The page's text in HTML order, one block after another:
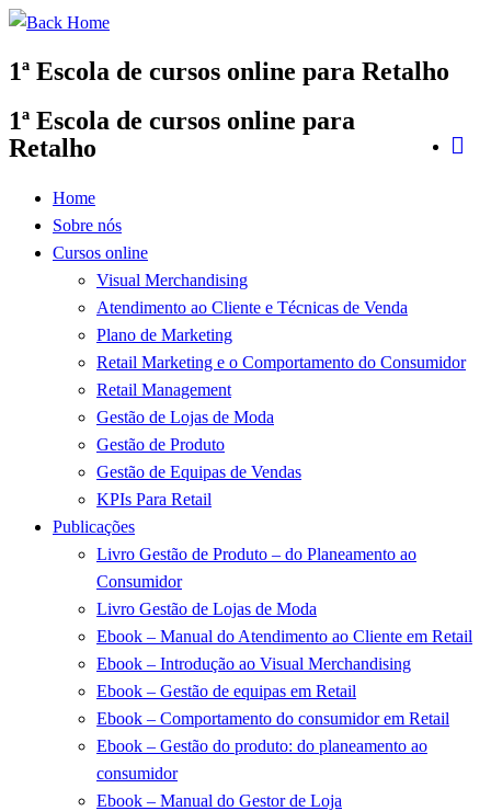
Skip
content
1ª Escola de cursos online para Retalho
1ª Escola de cursos online para
Retalho
Home
Sobre nós
Cursos online
Visual Merchandising
Atendimento ao Cliente e Técnicas de Venda
Plano de Marketing
Retail Marketing e o Comportamento do Consumidor
Retail Management
Gestão de Lojas de Moda
Gestão de Produto
Gestão de Equipas de Vendas
KPIs Para Retail
Publicações
Livro Gestão de Produto – do Planeamento ao
Consumidor
Livro Gestão de Lojas de Moda
Ebook – Manual do Atendimento ao Cliente em Retail
Ebook – Introdução ao Visual Merchandising
Ebook – Gestão de equipas em Retail
Ebook – Comportamento do consumidor em Retail
Ebook – Gestão do produto: do planeamento ao
consumidor
Ebook – Manual do Gestor de Loja